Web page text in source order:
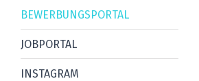
BEWERBUNGSPORTAL
JOBPORTAL
INSTAGRAM